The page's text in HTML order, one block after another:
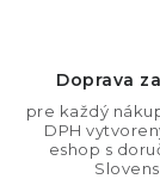
Doprava
pre každý
DPH
eshop s